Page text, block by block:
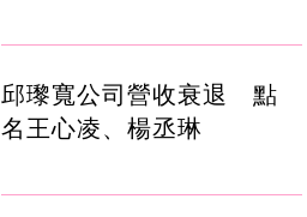
邱瓈寬公司營收衰退 點
名王心凌、楊丞琳